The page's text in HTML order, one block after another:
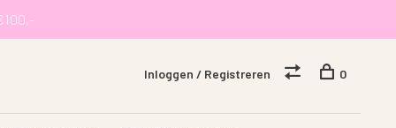
Inloggen / Registreren 0